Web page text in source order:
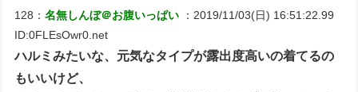
128：名無しんぼ＠お腹いっぱい
：2019/11/03(日) 16:51:22.99
ID:0FLEsOwr0.net
ハルミみたいな、元気なタイプが露出度高いの着てるの
もいいけど、